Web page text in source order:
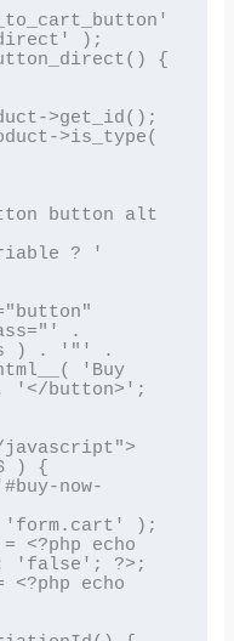
);
{
button alt
.
) . '"' .
'Buy
. '</button>';
'false'; ?>;